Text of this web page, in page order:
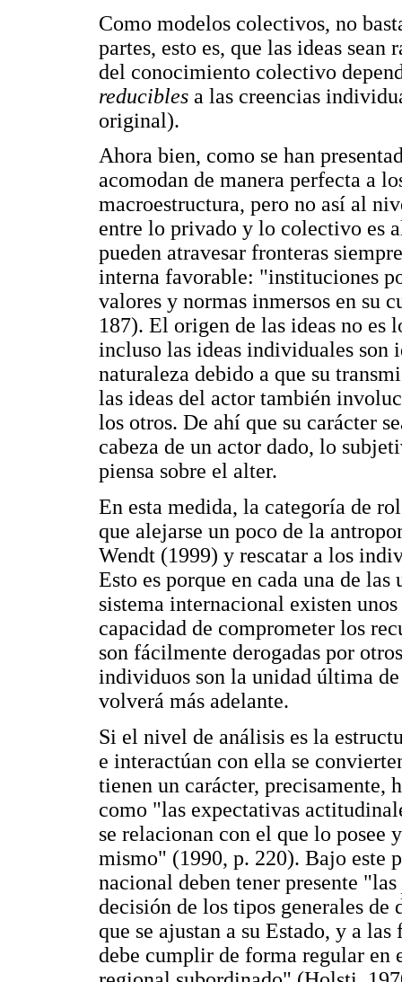
Como modelos colectivos, no
partes, esto es, que las ideas sean
del conocimiento colectivo
reducibles a las creencias
original).
Ahora bien, como se han
acomodan de manera perfecta a
macroestructura, pero no así al
entre lo privado y lo colectivo es
pueden atravesar fronteras
interna favorable: "instituciones
valores y normas inmersos en su
187). El origen de las ideas no es
incluso las ideas individuales son
naturaleza debido a que su
las ideas del actor también
los otros. De ahí que su carácter
cabeza de un actor dado, lo
piensa sobre el alter.
En esta medida, la categoría de
que alejarse un poco de la
Wendt (1999) y rescatar a los
Esto es porque en cada una de
sistema internacional existen
capacidad de comprometer los
son fácilmente derogadas por
individuos son la unidad última
volverá más adelante.
Si el nivel de análisis es la
e interactúan con ella se
tienen un carácter, precisamente,
como "las expectativas
se relacionan con el que lo posee
mismo" (1990, p. 220). Bajo este
nacional deben tener presente "las
decisión de los tipos generales de
que se ajustan a su Estado, y a
debe cumplir de forma regular en